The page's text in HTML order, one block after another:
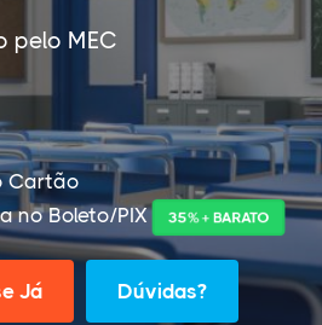
pelo MEC
Cartão
no Boleto/PIX
35% + BARATO
Já Dúvidas?